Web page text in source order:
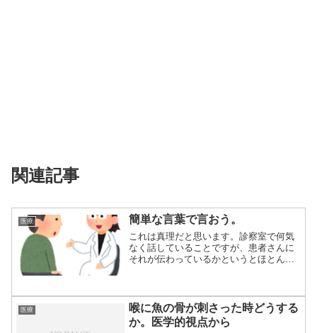
関連記事
医療 簡単な言葉で言おう。
これは真理だと思います。診察室で何気
なく話していることですが、患者さんに
それが伝わっているかというとほとんど
医療
喉に魚の骨が刺さった時どうする
か。医学的視点から